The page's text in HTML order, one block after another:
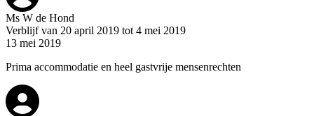
Ms W de Hond
Verblijf van 20 april 2019 tot 4 mei 2019
13 mei 2019
Prima accommodatie en heel gastvrije mensenrechten